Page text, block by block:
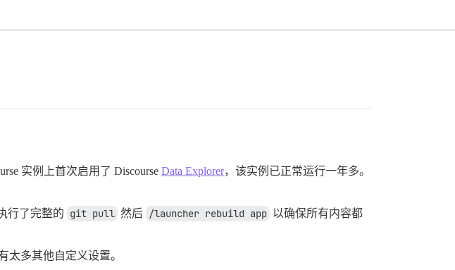
实例上首次启用了 Discourse Data Explorer，该实例已正常运行一年多。
行了完整的 git pull 然后 /launcher rebuild app 以确保所有内容都
太多其他自定义设置。